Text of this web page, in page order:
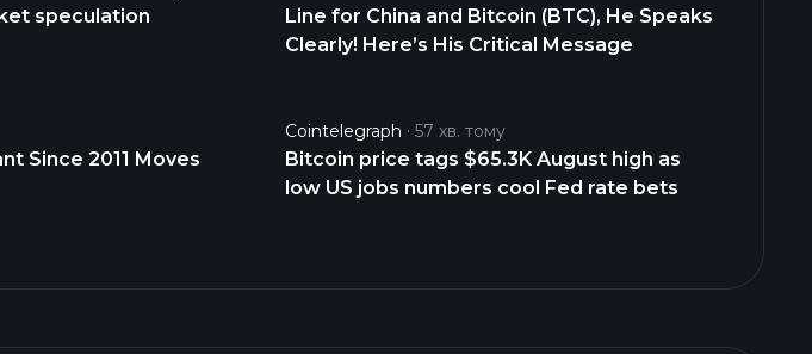
speculation
Line for China and Bitcoin (BTC), He Speaks
Clearly! Here’s His Critical Message
Since 2011 Moves
Cointelegraph 57 хв. тому
Bitcoin price tags $65.3K August high as
low US jobs numbers cool Fed rate bets